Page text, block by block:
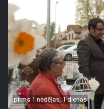
pirms 1 nedēļas, 1 dienas